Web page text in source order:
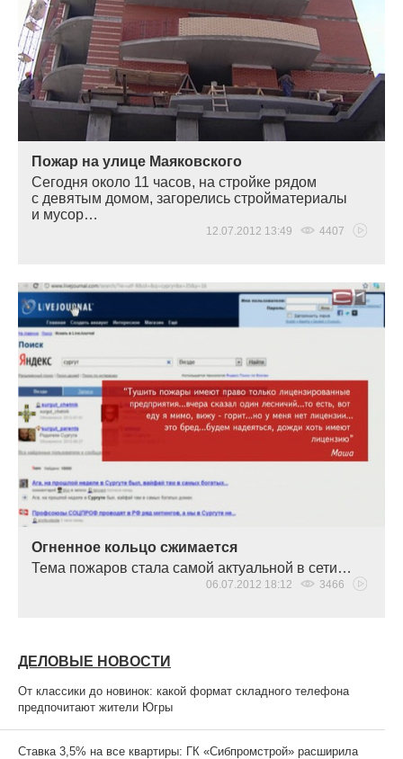
Пожар на улице Маяковского
Сегодня около 11 часов, на стройке рядом
с девятым домом, загорелись стройматериалы
и мусор…
12.07.2012 13:49 4407
Огненное кольцо сжимается
Тема пожаров стала самой актуальной в сети…
06.07.2012 18:12 3466
ДЕЛОВЫЕ НОВОСТИ
От классики до новинок: какой формат складного телефона
предпочитают жители Югры
Ставка 3,5% на все квартиры: ГК «Сибпромстрой» расширила